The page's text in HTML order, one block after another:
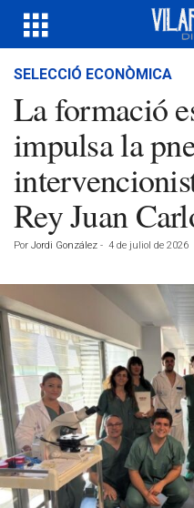
SELECCIÓ ECONÒMICA
La formació
impulsa la
Rey Juan
Por Jordi González - 4 de juliol de 2026